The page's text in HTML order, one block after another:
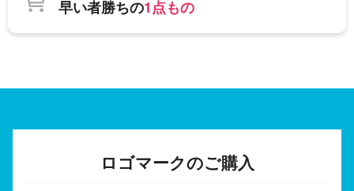
早い者勝ちの1点もの
ロゴマークのご購入